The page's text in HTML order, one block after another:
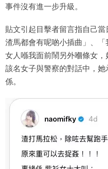
事件沒有進一步升級。
貼文引起目擊者留言指自己
渣馬都會有呢啲小插曲」、
女人喺我面前鬧另外嗰條女
該名女子與警察的對話中，
係。